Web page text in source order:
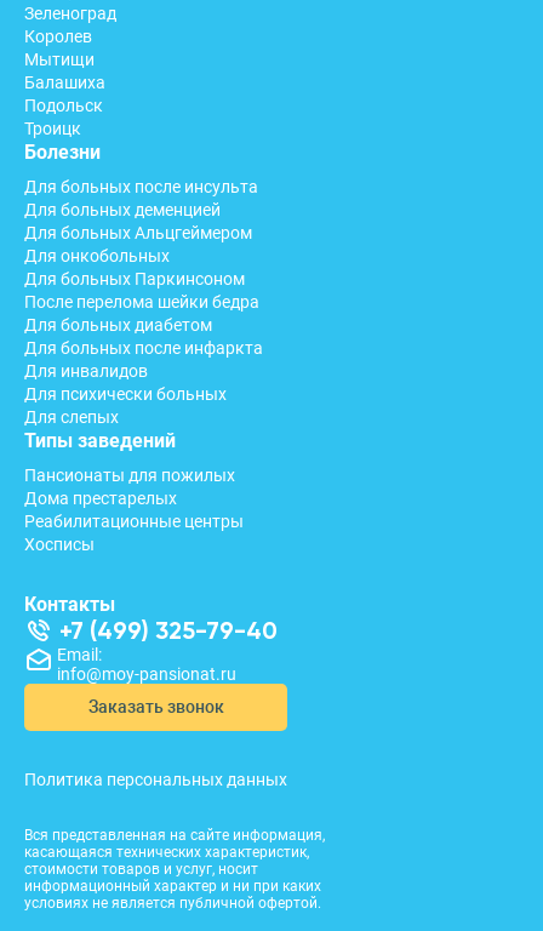
Вся представленная на сайте информация,
касающаяся технических характеристик,
стоимости товаров и услуг, носит
информационный характер и ни при каких
условиях не является публичной офертой.
Зеленоград
Королев
Мытищи
Балашиха
Подольск
Троицк
Болезни
Для больных после инсульта
Для больных деменцией
Для больных Альцгеймером
Для онкобольных
Для больных Паркинсоном
После перелома шейки бедра
Для больных диабетом
Для больных после инфаркта
Для инвалидов
Для психически больных
Для слепых
Типы заведений
Пансионаты для пожилых
Дома престарелых
Реабилитационные центры
Хосписы
Контакты
+7 (499) 325-79-40
Email:
info@moy-pansionat.ru
Заказать звонок
Политика персональных данных